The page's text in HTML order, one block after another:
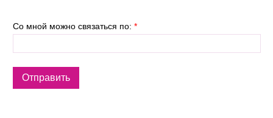
Со мной можно связаться по: *